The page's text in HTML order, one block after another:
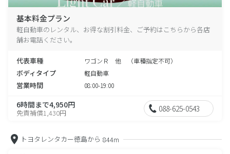
基本料金プラン
軽自動車のレンタル、お得な割引料金、ご予約はこちらから各店
舗お電話ください。
代表車種 ワゴンＲ 他 （車種指定不可）
ボディタイプ 軽自動車
営業時間 08:00-19:00
6時間まで4,950円
免責補償1,430円 088-625-0543
トヨタレンタカー徳島から 844m